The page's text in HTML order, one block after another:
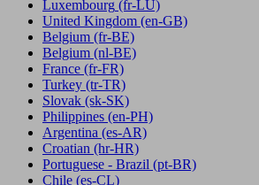
Luxembourg (fr-LU)
United Kingdom (en-GB)
Belgium (fr-BE)
Belgium (nl-BE)
France (fr-FR)
Turkey (tr-TR)
Slovak (sk-SK)
Philippines (en-PH)
Argentina (es-AR)
Croatian (hr-HR)
Portuguese - Brazil (pt-BR)
Chile (es-CL)